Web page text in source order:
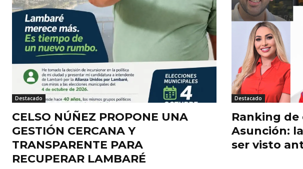
Destacado
CELSO NÚÑEZ PROPONE UNA
GESTIÓN CERCANA Y
TRANSPARENTE PARA
RECUPERAR LAMBARÉ
Destacado
Ranking
Asunción:
ser visto